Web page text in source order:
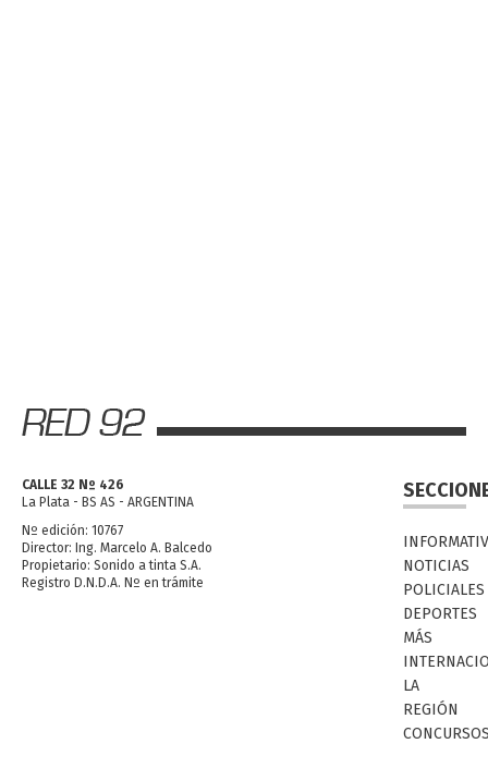
CALLE 32 Nº 426
La Plata - BS AS - ARGENTINA
Nº edición: 10767
Director: Ing. Marcelo A. Balcedo
Propietario: Sonido a tinta S.A.
Registro D.N.D.A. Nº en trámite
NOTICIAS
POLICIALES
DEPORTES
MÁS
LA
REGIÓN